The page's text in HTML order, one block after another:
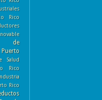
Rico
de
Salud
Rico
Rico